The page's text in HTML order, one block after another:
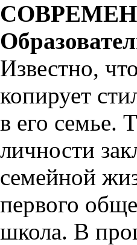
Известно,
копирует
в его семье.
личности
семейной
первого
школа. В